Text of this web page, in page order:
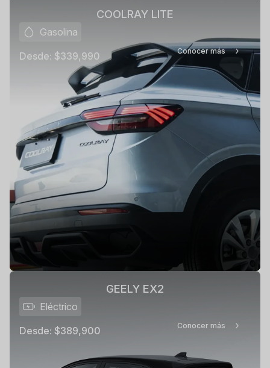
COOLRAY LITE
Gasolina
Desde: $339,990 Conocer más
GEELY EX2
Eléctrico
Desde: $389,900 Conocer más